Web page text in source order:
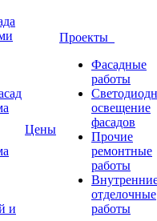
и
Цены
Проекты
Фасадные
работы
освещение
фасадов
Прочие
ремонтные
работы
отделочные
работы